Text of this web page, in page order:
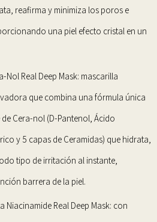
reafirma y minimiza los poros e
una piel efecto cristal en un
Nol Real Deep Mask: mascarilla
que combina una fórmula única
Cera-nol (D-Pantenol, Ácido
y 5 capas de Ceramidas) que hidrata,
tipo de irritación al instante,
barrera de la piel.
Niacinamide Real Deep Mask: con